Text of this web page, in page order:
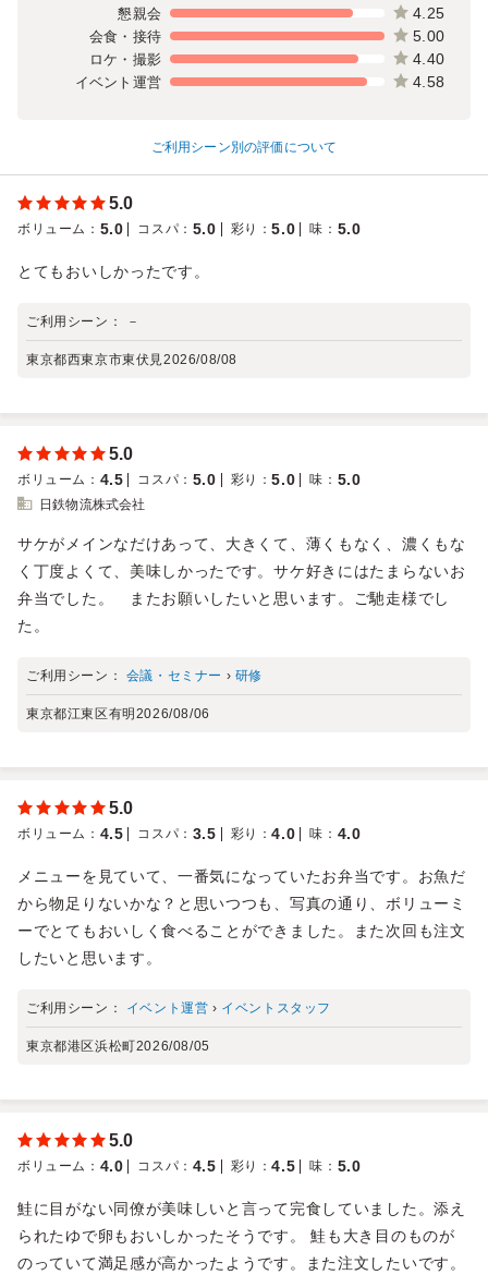
懇親会 4.25
会食・接待 5.00
ロケ・撮影 4.40
イベント運営 4.58
ご利用シーン別の評価について
5.0
ボリューム ： 5.0 コスパ ： 5.0 彩り ：5.0 味 ： 5.0
とてもおいしかったです。
ご利用シーン： －
東京都西東京市東伏見 2026/08/08
5.0
ボリューム ： 4.5 コスパ ： 5.0 彩り ：5.0 味 ： 5.0
日鉄物流株式会社
サケがメインなだけあって、大きくて、薄くもなく、濃くもな
く丁度よくて、美味しかったです。サケ好きにはたまらないお
弁当でした。 またお願いしたいと思います。ご馳走様でし
た。
ご利用シーン： 会議・セミナー › 研修
東京都江東区有明2026/08/06
5.0
ボリューム ： 4.5 コスパ ： 3.5 彩り ：4.0 味 ： 4.0
メニューを見ていて、一番気になっていたお弁当です。お魚だ
から物足りないかな？と思いつつも、写真の通り、ボリューミ
ーでとてもおいしく食べることができました。また次回も注文
したいと思います。
ご利用シーン： イベント運営 › イベントスタッフ
東京都港区浜松町2026/08/05
5.0
ボリューム ： 4.0 コスパ ： 4.5 彩り ：4.5 味 ： 5.0
鮭に目がない同僚が美味しいと言って完食していました。添え
られたゆで卵もおいしかったそうです。 鮭も大き目のものが
のっていて満足感が高かったようです。また注文したいです。